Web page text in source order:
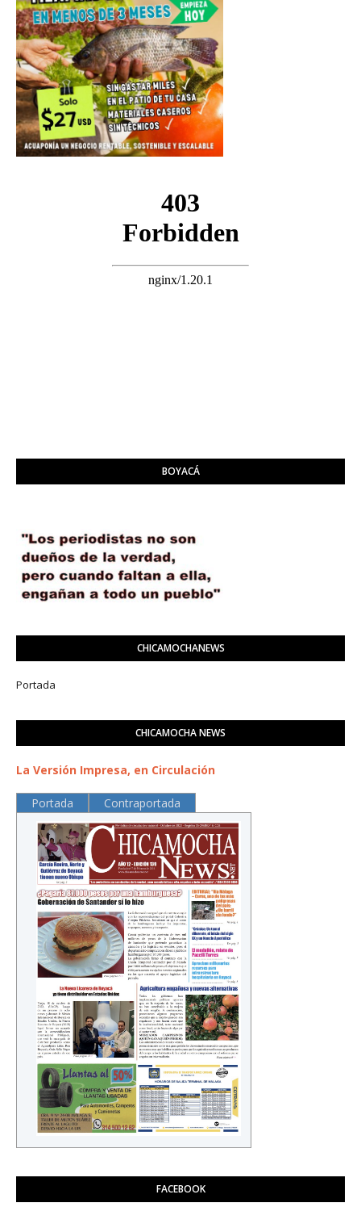
BOYACÁ
CHICAMOCHANEWS
Portada
CHICAMOCHA NEWS
La Versión Impresa, en Circulación
Portada Contraportada
FACEBOOK